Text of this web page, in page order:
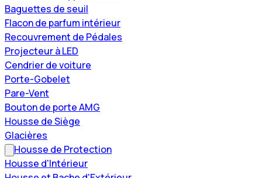
Baguettes de seuil
Flacon de parfum intérieur
Recouvrement de Pédales
Projecteur à LED
Cendrier de voiture
Porte-Gobelet
Pare-Vent
Bouton de porte AMG
Housse de Siège
Glacières
Housse de Protection
Housse d'Intérieur